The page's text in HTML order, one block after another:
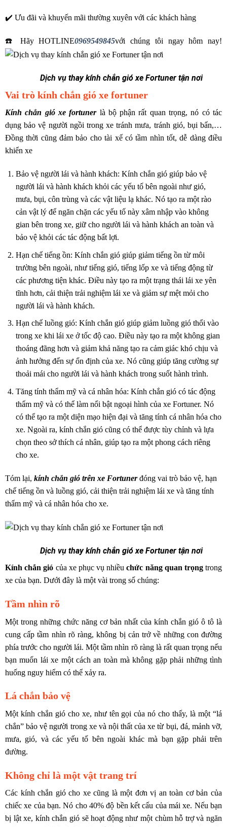
✔️ Ưu đãi và khuyến mãi thường xuyên với các khách hàng
☎️ Hãy HOTLINE0969549845với chúng tôi ngay hôm nay!
Dịch vụ thay kính chắn gió xe Fortuner tận nơi
Vai trò kính chắn gió xe fortuner
Kính chắn gió xe fortuner là bộ phận rất quan trọng, nó có tác
dụng bảo vệ người ngồi trong xe tránh mưa, tránh gió, bụi bẩn,…
Đồng thời cũng đảm bảo cho tài xế có tầm nhìn tốt, dễ dàng điều
khiển xe
Bảo vệ người lái và hành khách: Kính chắn gió giúp bảo vệ
người lái và hành khách khỏi các yếu tố bên ngoài như gió,
mưa, bụi, côn trùng và các vật liệu lạ khác. Nó tạo ra một rào
cản vật lý để ngăn chặn các yếu tố này xâm nhập vào không
gian bên trong xe, giữ cho người lái và hành khách an toàn và
bảo vệ khỏi các tác động bất lợi.
Hạn chế tiếng ồn: Kính chắn gió giúp giảm tiếng ồn từ môi
trường bên ngoài, như tiếng gió, tiếng lốp xe và tiếng động từ
các phương tiện khác. Điều này tạo ra một trạng thái lái xe yên
tĩnh hơn, cải thiện trải nghiệm lái xe và giảm sự mệt mỏi cho
người lái và hành khách.
Hạn chế luồng gió: Kính chắn gió giúp giảm luồng gió thổi vào
trong xe khi lái xe ở tốc độ cao. Điều này tạo ra một không gian
thoáng đãng hơn và giảm khả năng tạo ra cảm giác khó chịu và
ảnh hưởng đến sự ổn định của xe. Nó cũng giúp tăng cường sự
thoải mái cho người lái và hành khách trong suốt hành trình.
Tăng tính thẩm mỹ và cá nhân hóa: Kính chắn gió có tác động
thẩm mỹ và có thể làm nổi bật ngoại hình của xe Fortuner. Nó
có thể tạo ra một diện mạo hiện đại và tăng tính cá nhân hóa cho
xe. Ngoài ra, kính chắn gió cũng có thể được tùy chỉnh và lựa
chọn theo sở thích cá nhân, giúp tạo ra một phong cách riêng
cho xe.
Tóm lại, kính chắn gió trên xe Fortunerđóng vai trò bảo vệ, hạn
chế tiếng ồn và luồng gió, cải thiện trải nghiệm lái xe và tăng tính
thẩm mỹ và cá nhân hóa cho xe.
Dịch vụ thay kính chắn gió xe Fortuner tận nơi
Kính chắn gió của xe phục vụ nhiềuchức năng quan trọngtrong
xe của bạn. Dưới đây là một vài trong số chúng:
Tầm nhìn rõ
Một trong những chức năng cơ bản nhất của kính chắn gió ô tô là
cung cấp tầm nhìn rõ ràng, không bị cản trở về những con đường
phía trước cho người lái. Một tầm nhìn rõ ràng là rất quan trọng nếu
bạn muốn lái xe một cách an toàn mà không gặp phải những tình
huống nguy hiểm có thể xảy ra.
Lá chắn bảo vệ
Một kính chắn gió cho xe, như tên gọi của nó cho thấy, là một “lá
chắn” bảo vệ người trong xe và nội thất của xe từ bụi, đá, mảnh vỡ,
mưa, gió, và các yếu tố bên ngoài khác mà bạn gặp phải trên
đường.
Không chỉ là một vật trang trí
Các kính chắn gió cho xe cũng là một đơn vị an toàn cơ bản của
chiếc xe của bạn. Nó cho 40% độ bền kết cấu của mái xe. Nếu bạn
bị lật xe, kính chắn gió sẽ hoạt động như một chùm hỗ trợ và ngăn